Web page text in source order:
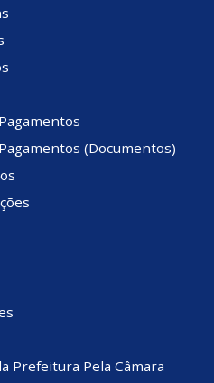
(Documentos)
Prefeitura Pela Câmara